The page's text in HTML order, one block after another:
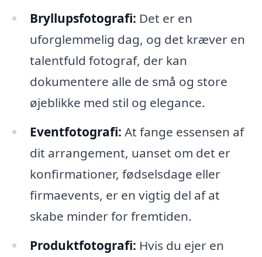
Bryllupsfotografi: Det er en
uforglemmelig dag, og det kræver en
talentfuld fotograf, der kan
dokumentere alle de små og store
øjeblikke med stil og elegance.
Eventfotografi: At fange essensen af
dit arrangement, uanset om det er
konfirmationer, fødselsdage eller
firmaevents, er en vigtig del af at
skabe minder for fremtiden.
Produktfotografi: Hvis du ejer en